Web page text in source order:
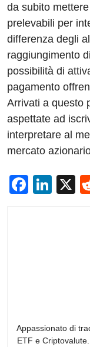
da subito
prelevabili per
differenza degli
raggiungimento
possibilità di
pagamento
Arrivati a questo
aspettate ad
interpretare al
mercato
F
Li
X
Appassionato di
ETF e